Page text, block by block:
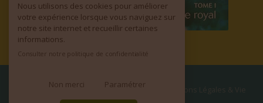
© copyright 2026 | Tous droits réservés
Nous utilisons des cookies pour améliorer
votre expérience lorsque vous naviguez sur
notre site internet et recueillir certaines
informations.
Consulter notre politique de confidentialité
Non merci Paramétrer